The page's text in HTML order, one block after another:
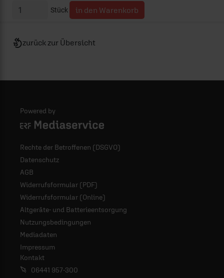
Stück
zurück zur Übersicht
Powered by
Logo - ERF Mediaservice
Rechte der Betroffenen (DSGVO)
Datenschutz
AGB
Widerrufsformular (PDF)
Widerrufsformular (Online)
Altgeräte- und Batterieentsorgung
Nutzungsbedingungen
Mediadaten
Impressum
Kontakt
06441 957-300